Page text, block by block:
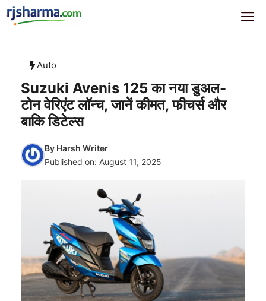
Skip
Auto
Suzuki Avenis 125 का नया डुअल-
टोन वेरिएंट लॉन्च, जानें कीमत, फीचर्स और
बाकि डिटेल्स
By Harsh Writer
Published on: August 11, 2025